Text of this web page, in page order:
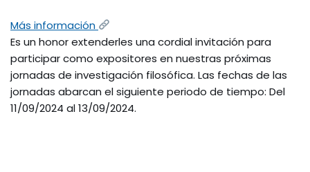
Más información
Es un honor extenderles una cordial invitación para
participar como expositores en nuestras próximas
jornadas de investigación filosófica. Las fechas de las
jornadas abarcan el siguiente periodo de tiempo: Del
11/09/2024 al 13/09/2024.